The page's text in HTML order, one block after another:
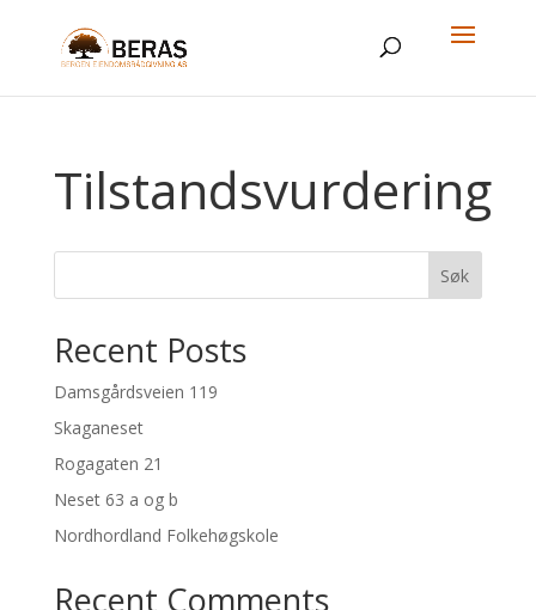
Tilstandsvurdering
Søk
Recent Posts
Damsgårdsveien 119
Skaganeset
Rogagaten 21
Neset 63 a og b
Nordhordland Folkehøgskole
Recent Comments